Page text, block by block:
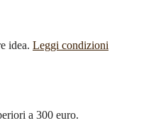
idea. Leggi condizioni
a 300 euro.